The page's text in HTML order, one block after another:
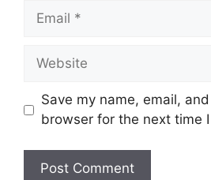
Email
Website
Save my name, email,
browser for the next time